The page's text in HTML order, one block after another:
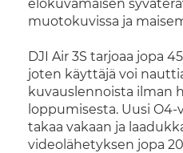
elokuvamaisen
muotokuvissa ja
DJI Air 3S tarjoaa jopa
joten käyttäjä voi
kuvauslennoista ilman
loppumisesta. Uusi
takaa vakaan ja
videolähetyksen jopa